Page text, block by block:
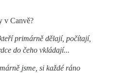
v Canvě?
primárně dělají, počítají,
do čeho vkládají...
jsme, si každé ráno